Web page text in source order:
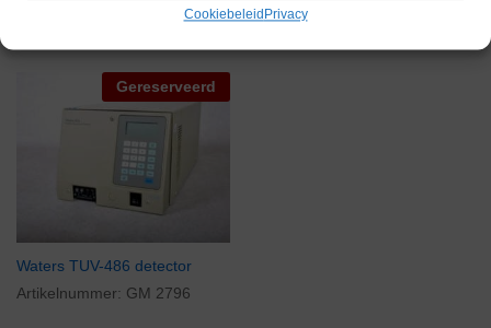
Cookiebeleid Privacy
Gereserveerd
Waters TUV-486 detector
Artikelnummer: GM 2796